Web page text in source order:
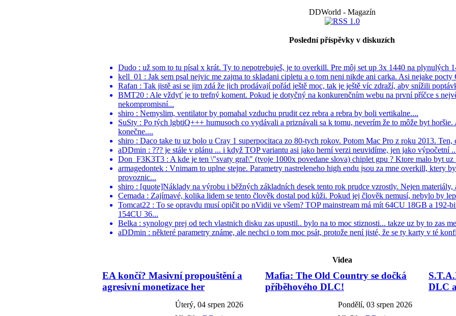
DDWorld - Magazín
Poslední příspěvky v diskuzích
Dudo : už som to tu písal x krát. Ty to nepotrebuješ, je to overkill. Pre môj set up 3x 1440 na plynulých
kell_01 : Jak sem psal nejvic me zajma to skladani cipletu a o tom neni nikde ani carka. Asi nejake
Rafan : Tak jistě asi se jim zdá že jich prodávají pořád ještě moc, tak je ještě víc zdraží, aby snížili
BMT20 : Ale vždyť je to trefný koment. Pokud je dotyčný na konkurenčním webu na první příčce s
nekompromisní...
shiro : Nemyslim, ventilator by pomahal vzduchu prudit cez rebra a rebra by boli vertikalne....
SuSty : Po tých lgbtiQ+++ humusoch co vydávali a priznávali sa k tomu, neverím že to môže byt
konečne....
shiro : Daco take tu uz bolo u Cray 1 superpocitaca zo 80-tych rokov. Potom Mac Pro z roku 2013.
aDDmin : ??? je stále v plánu ... i když TOP variantu asi jako herní verzi neuvidíme, jen jako výpočetní
Don_F3K3T3 : A kde je ten \"svaty gral\" (tvoje 1000x povedane slova) chiplet gpu ? Ktore malo byt
armagedontek : Vnimam to uplne stejne. Parametry nastreleneho high endu jsou za mne overkill, ktery
provoznic...
shiro : [quote]Náklady na výrobu i běžných základních desek tento rok prudce vzrostly. Nejen materiály,
Cemada : Zajímavé, kolika lidem se tento člověk dostal pod kůži. Pokud jej člověk nemusí, nebylo by
Tomcat22 : To se opravdu musí opičit po nVidii ve všem? TOP mainstream má mít 64CU 18GB a 192-
154CU 36...
Belka : synology prej od tech vlastnich disku zas upustil.. bylo na to moc stiznosti... takze uz by to zas
aDDmin : některé parametry známe, ale nechci o tom moc psát, protože není jisté, že se ty karty v té
Videa
EA končí? Masivní propouštění a
agresivní monetizace her
Úterý, 04 srpen 2026
Mafia: The Old Country se dočká
příběhového DLC!
Pondělí, 03 srpen 2026
DLC